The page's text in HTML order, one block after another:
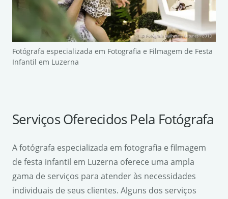
Fotógrafa especializada em Fotografia e Filmagem de Festa
Infantil em Luzerna
Serviços Oferecidos Pela Fotógrafa
A fotógrafa especializada em fotografia e filmagem
de festa infantil em Luzerna oferece uma ampla
gama de serviços para atender às necessidades
individuais de seus clientes. Alguns dos serviços